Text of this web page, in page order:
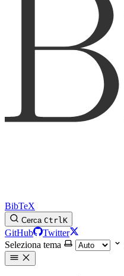
BibTeX
Cerca CtrlK
GitHub
Twitter
Seleziona tema